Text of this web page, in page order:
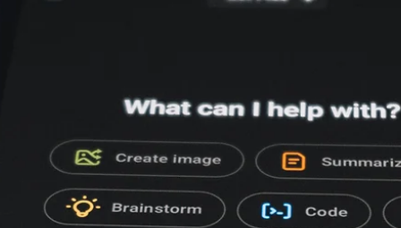
Ben je hier beland omdat je hebt gezocht op ‘freelance SEO’ of
freelancer’? Dan ben je hier op de juiste plek beland. Niet alleen
omdat Google je de weg wees, maar vooral omdat je begrijpt dat
online vindbaarheid cruciaal is voor je bedrijf. Misschien heb je een
prachtige website, maar blijven de bezoekers weg. Of misschien
je wel bezoekers, maar haken ze te snel af. De logische stap is dan
een specialist in te schakelen. Maar heb je puur een technische